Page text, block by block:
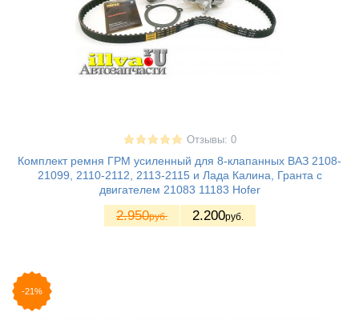
Отзывы: 0
Комплект ремня ГРМ усиленный для 8-клапанных ВАЗ 2108-
21099, 2110-2112, 2113-2115 и Лада Калина, Гранта с
двигателем 21083 11183 Hofer
2.950руб. 2.200руб.
-21%